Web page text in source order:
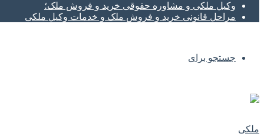
وکیل ملکی و مشاوره حقوقی خرید و فروش ملک؛
مراحل قانونی خرید و فروش ملک و خدمات وکیل ملکی
جستجو برای